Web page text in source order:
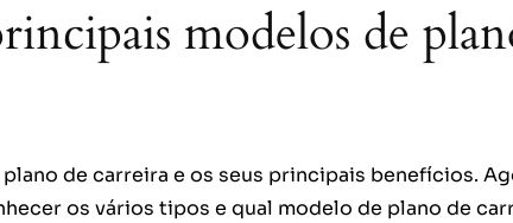
modelos de
de carreira e os seus principais benefícios.
os vários tipos e qual modelo de plano de